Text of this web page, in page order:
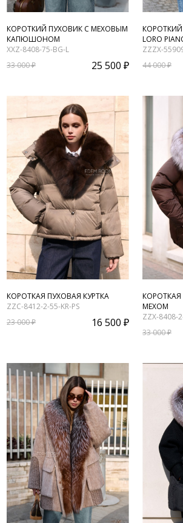
КОРОТКИЙ ПУХОВИК С МЕХОВЫМ
КАПЮШОНОМ
XXZ-8408-75-BG-L
33 000 ₽
25 500 ₽
КОРОТКИЙ
LORO
ZZZX-
44 000 ₽
КОРОТКАЯ ПУХОВАЯ КУРТКА
ZZC-8412-2-55-KR-PS
23 000 ₽
16 500 ₽
КОРОТКАЯ
МЕХОМ
ZZX-8408-
33 000 ₽